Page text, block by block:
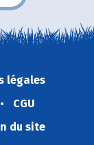
légales
CGU
du site